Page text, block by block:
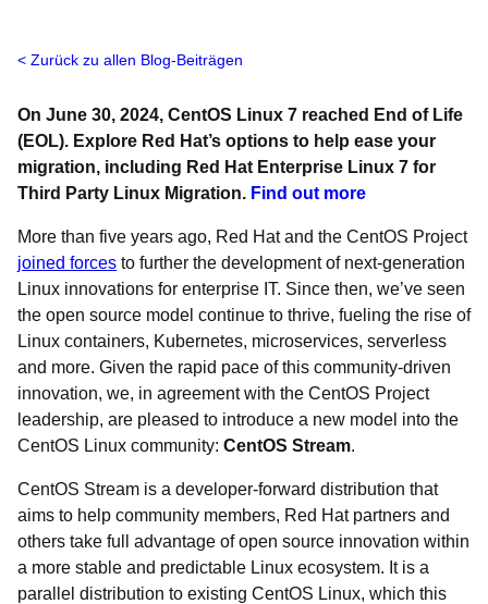
Zurück zu allen Blog-Beiträgen
On June 30, 2024, CentOS Linux 7 reached End of Life
(EOL). Explore Red Hat’s options to help ease your
migration, including Red Hat Enterprise Linux 7 for
Third Party Linux Migration. Find out more
More than five years ago, Red Hat and the CentOS Project
joined forces to further the development of next-generation
Linux innovations for enterprise IT. Since then, we’ve seen
the open source model continue to thrive, fueling the rise of
Linux containers, Kubernetes, microservices, serverless
and more. Given the rapid pace of this community-driven
innovation, we, in agreement with the CentOS Project
leadership, are pleased to introduce a new model into the
CentOS Linux community: CentOS Stream.
CentOS Stream is a developer-forward distribution that
aims to help community members, Red Hat partners and
others take full advantage of open source innovation within
a more stable and predictable Linux ecosystem. It is a
parallel distribution to existing CentOS Linux, which this